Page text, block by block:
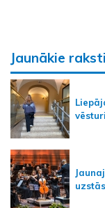
Jaunākie raksti